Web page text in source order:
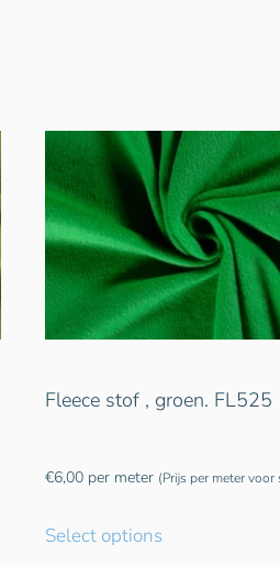
Fleece stof , groen. FL525
€6,00 per meter (Prijs per meter voor
Select options